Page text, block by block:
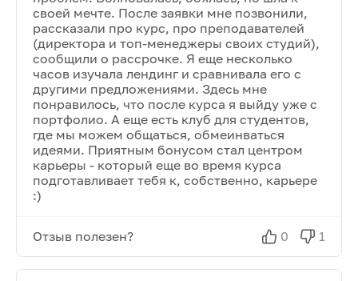
своей мечте. После заявки мне позвонили,
рассказали про курс, про преподавателей
(директора и топ-менеджеры своих студий),
сообщили о рассрочке. Я еще несколько
часов изучала лендинг и сравнивала его с
другими предложениями. Здесь мне
понравилось, что после курса я выйду уже с
портфолио. А еще есть клуб для студентов,
где мы можем общаться, обмеинваться
идеями. Приятным бонусом стал центром
карьеры - который еще во время курса
подготавливает тебя к, собственно, карьере
:)
Отзыв полезен? 0 1